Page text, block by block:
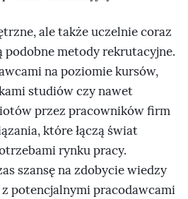
ale także uczelnie coraz
podobne metody rekrutacyjne.
na poziomie kursów,
studiów czy nawet
przez pracowników firm
które łączą świat
rynku pracy.
szansę na zdobycie wiedzy
potencjalnymi pracodawcami